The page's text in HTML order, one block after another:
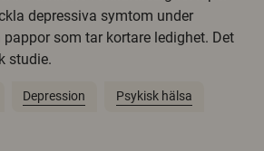
depressiva symtom under
som tar kortare ledighet. Det
studie.
Depression Psykisk hälsa